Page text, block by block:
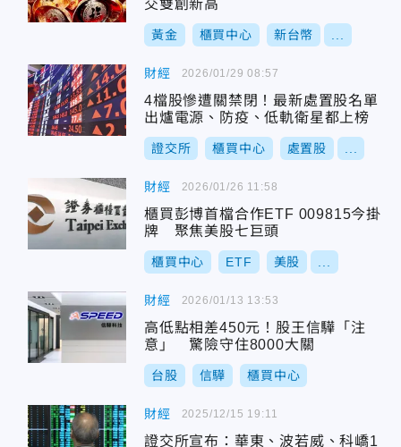
交雙創新高
黃金 櫃買中心 新台幣
財經
4檔股慘遭關禁閉！最新處置股名單
出爐電源、防疫、低軌衛星都上榜
證交所 櫃買中心 處置股
2026/01/29 08:57
財經
櫃買彭博首檔合作ETF 009815今掛
牌 聚焦美股七巨頭
櫃買中心 ETF 美股
2026/01/26 11:58
財經
高低點相差450元！股王信驊「注
意」 驚險守住8000大關
台股 信驊 櫃買中心
2026/01/13 13:53
財經
證交所宣布：華東、波若威、科嶠1
2025/12/15 19:11